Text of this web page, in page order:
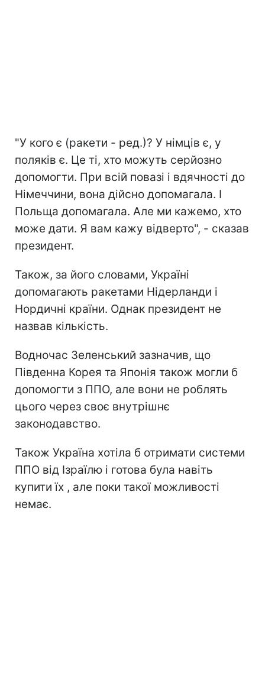
"У кого є (ракети - ред.)? У німців є, у
поляків є. Це ті, хто можуть серйозно
допомогти. При всій повазі і вдячності до
Німеччини, вона дійсно допомагала. І
Польща допомагала. Але ми кажемо, хто
може дати. Я вам кажу відверто", - сказав
президент.
Також, за його словами, Україні
допомагають ракетами Нідерланди і
Нордичні країни. Однак президент не
назвав кількість.
Водночас Зеленський зазначив, що
Південна Корея та Японія також могли б
допомогти з ППО, але вони не роблять
цього через своє внутрішнє
законодавство.
Також Україна хотіла б отримати системи
ППО від Ізраїлю і готова була навіть
купити їх , але поки такої можливості
немає.